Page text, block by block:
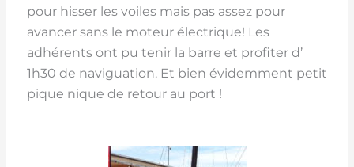
pour hisser les voiles mais pas assez pour
avancer sans le moteur électrique! Les
adhérents ont pu tenir la barre et profiter d’
1h30 de naviguation. Et bien évidemment petit
pique nique de retour au port !